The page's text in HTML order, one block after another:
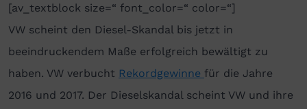
[av_textblock size=“ font_color=“ color=“]
VW scheint den Diesel-Skandal bis jetzt in
beeindruckendem Maße erfolgreich bewältigt zu
haben. VW verbucht Rekordgewinne für die Jahre
2016 und 2017. Der Dieselskandal scheint VW und ihre